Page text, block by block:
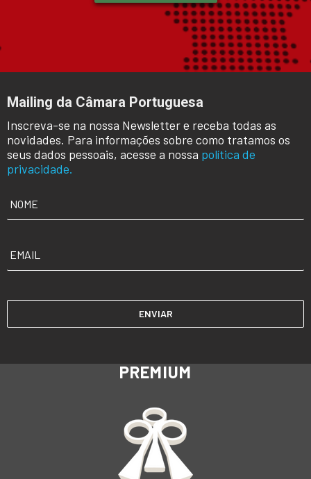
Mailing da Câmara Portuguesa
Inscreva-se na nossa Newsletter e receba todas as
novidades. Para informações sobre como tratamos os
seus dados pessoais, acesse a nossa política de
privacidade.
PREMIUM